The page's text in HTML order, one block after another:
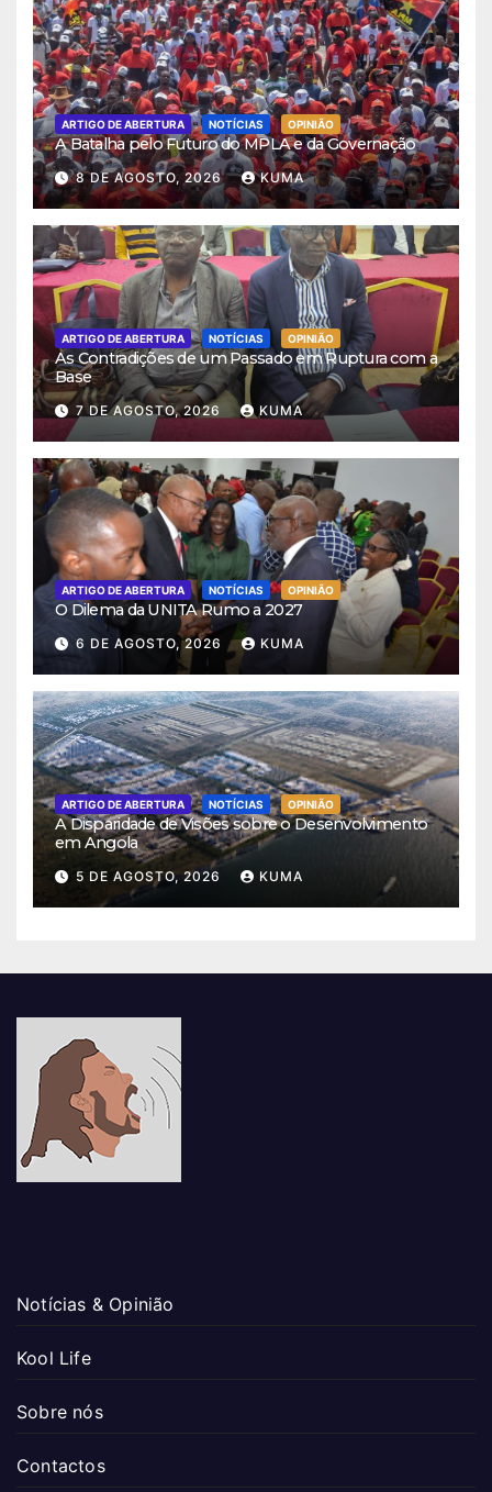
ARTIGO DE ABERTURA NOTÍCIAS OPINIÃO
A Batalha pelo Futuro do MPLA e da Governação
8 DE AGOSTO, 2026 KUMA
ARTIGO DE ABERTURA NOTÍCIAS OPINIÃO
As Contradições de um Passado em Ruptura com a
Base
7 DE AGOSTO, 2026 KUMA
ARTIGO DE ABERTURA NOTÍCIAS OPINIÃO
O Dilema da UNITA Rumo a 2027
6 DE AGOSTO, 2026 KUMA
ARTIGO DE ABERTURA NOTÍCIAS OPINIÃO
A Disparidade de Visões sobre o Desenvolvimento
em Angola
5 DE AGOSTO, 2026 KUMA
Notícias & Opinião
Kool Life
Sobre nós
Contactos